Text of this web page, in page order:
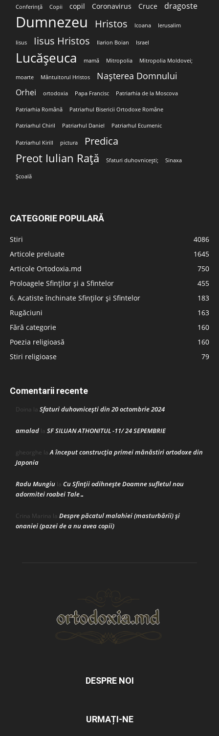
Conferință Copii copil Coronavirus Cruce dragoste
Dumnezeu Hristos Icoana Ierusalim
Iisus Iisus Hristos Ilarion Boian Israel
Lucășeuca mamă Mitropolia Mitropolia Moldovei;
moarte Mântuitorul Hristos Nașterea Domnului
Orhei ortodoxia Papa Francisc Patriarhia de la Moscova
Patriarhia Română Patriarhul Bisericii Ortodoxe Române
Patriarhul Chiril Patriarhul Daniel Patriarhul Ecumenic
Patriarhul Kirill pictura Predica
Preot Iulian Rață Sfaturi duhovnicești; Sinaxa
Școală
CATEGORIE POPULARĂ
Stiri
4086
Articole preluate
1645
Articole Ortodoxia.md
750
Proloagele Sfinților și a Sfintelor
455
6. Acatiste închinate Sfinților și Sfintelor
183
Rugăciuni
163
Fără categorie
160
Poezia religioasă
160
Stiri religioase
79
Comentarii recente
Doina la Sfaturi duhovnicești din 20 octombrie 2024
amalad la SF SILUAN ATHONITUL -11/ 24 SEPEMBRIE
gheorghe laA început construcţia primei mănăstiri ortodoxe din
Japonia
Radu Mungiu la Cu Sfinții odihnește Doamne sufletul nou
adormitei roabei Tale…
Crina Marina la Despre păcatul malahiei (masturbării) şi
onaniei (pazei de a nu avea copii)
DESPRE NOI
URMAȚI-NE